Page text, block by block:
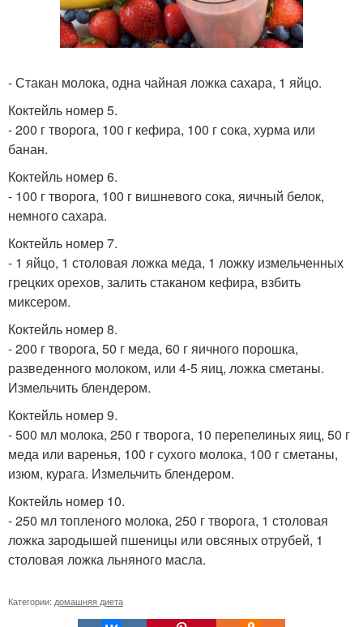
- Стакан молока, одна чайная ложка сахара, 1 яйцо.
Коктейль номер 5.
- 200 г творога, 100 г кефира, 100 г сока, хурма или
банан.
Коктейль номер 6.
- 100 г творога, 100 г вишневого сока, яичный белок,
немного сахара.
Коктейль номер 7.
- 1 яйцо, 1 столовая ложка меда, 1 ложку измельченных
грецких орехов, залить стаканом кефира, взбить
миксером.
Коктейль номер 8.
- 200 г творога, 50 г меда, 60 г яичного порошка,
разведенного молоком, или 4-5 яиц, ложка сметаны.
Измельчить блендером.
Коктейль номер 9.
- 500 мл молока, 250 г творога, 10 перепелиных яиц, 50 г
меда или варенья, 100 г сухого молока, 100 г сметаны,
изюм, курага. Измельчить блендером.
Коктейль номер 10.
- 250 мл топленого молока, 250 г творога, 1 столовая
ложка зародышей пшеницы или овсяных отрубей, 1
столовая ложка льняного масла.
Категории: домашняя диета